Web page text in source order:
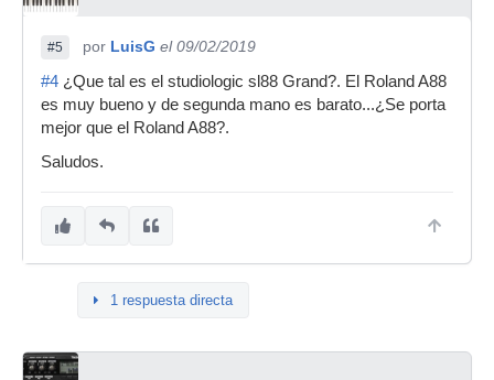
#5 por LuisG el 09/02/2019
#4 ¿Que tal es el studiologic sl88 Grand?. El Roland A88
es muy bueno y de segunda mano es barato...¿Se porta
mejor que el Roland A88?.
Saludos.
1 respuesta directa